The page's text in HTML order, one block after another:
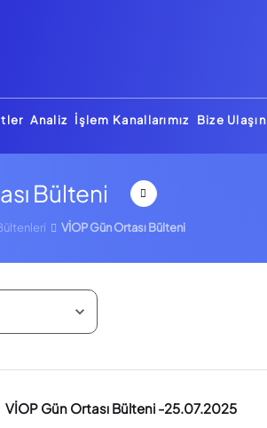
Analiz İşlem Kanallarımız Bize Ulaşın
Bülteni
VİOP Gün Ortası Bülteni
VİOP Gün Ortası Bülteni -25.07.2025